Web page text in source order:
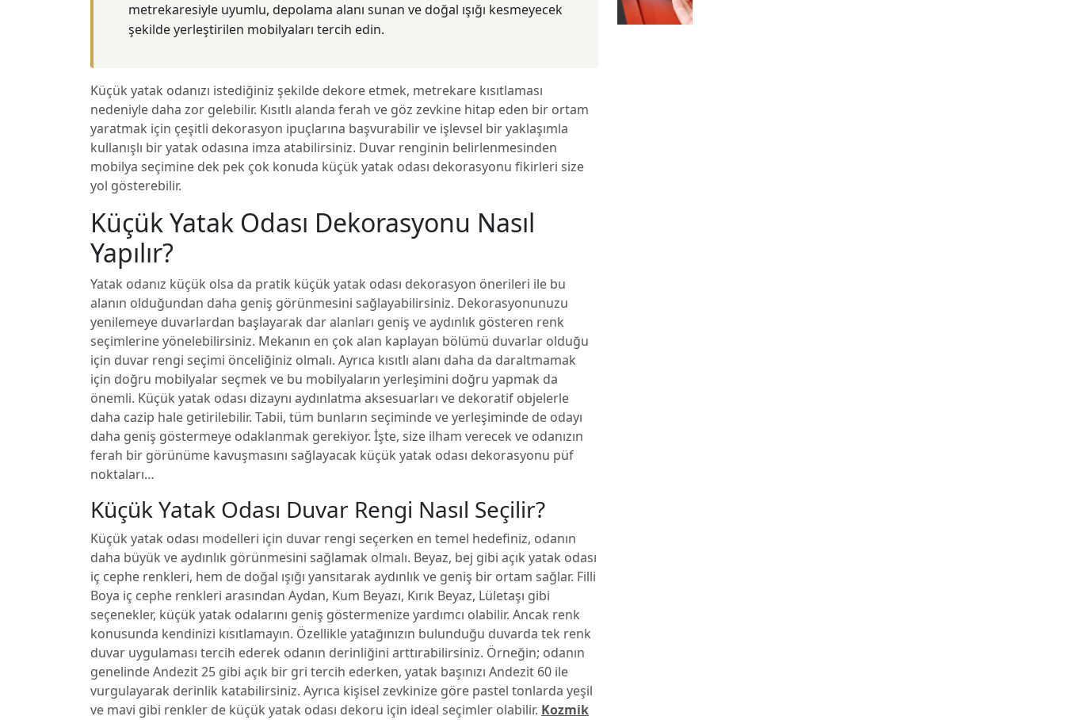
metrekaresiyle uyumlu, depolama alanı sunan ve doğal ışığı kesmeyecek
şekilde yerleştirilen mobilyaları tercih edin.
Küçük yatak odanızı istediğiniz şekilde dekore etmek, metrekare kısıtlaması
nedeniyle daha zor gelebilir. Kısıtlı alanda ferah ve göz zevkine hitap eden bir ortam
yaratmak için çeşitli dekorasyon ipuçlarına başvurabilir ve işlevsel bir yaklaşımla
kullanışlı bir yatak odasına imza atabilirsiniz. Duvar renginin belirlenmesinden
mobilya seçimine dek pek çok konuda küçük yatak odası dekorasyonu fikirleri size
yol gösterebilir.
Küçük Yatak Odası Dekorasyonu Nasıl
Yapılır?
Yatak odanız küçük olsa da pratik küçük yatak odası dekorasyon önerileri ile bu
alanın olduğundan daha geniş görünmesini sağlayabilirsiniz. Dekorasyonunuzu
yenilemeye duvarlardan başlayarak dar alanları geniş ve aydınlık gösteren renk
seçimlerine yönelebilirsiniz. Mekanın en çok alan kaplayan bölümü duvarlar olduğu
için duvar rengi seçimi önceliğiniz olmalı. Ayrıca kısıtlı alanı daha da daraltmamak
için doğru mobilyalar seçmek ve bu mobilyaların yerleşimini doğru yapmak da
önemli. Küçük yatak odası dizaynı aydınlatma aksesuarları ve dekoratif objelerle
daha cazip hale getirilebilir. Tabii, tüm bunların seçiminde ve yerleşiminde de odayı
daha geniş göstermeye odaklanmak gerekiyor. İşte, size ilham verecek ve odanızın
ferah bir görünüme kavuşmasını sağlayacak küçük yatak odası dekorasyonu püf
noktaları…
Küçük Yatak Odası Duvar Rengi Nasıl Seçilir?
Küçük yatak odası modelleri için duvar rengi seçerken en temel hedefiniz, odanın
daha büyük ve aydınlık görünmesini sağlamak olmalı. Beyaz, bej gibi açık yatak odası
iç cephe renkleri, hem de doğal ışığı yansıtarak aydınlık ve geniş bir ortam sağlar. Filli
Boya iç cephe renkleri arasından Aydan, Kum Beyazı, Kırık Beyaz, Lületaşı gibi
seçenekler, küçük yatak odalarını geniş göstermenize yardımcı olabilir. Ancak renk
konusunda kendinizi kısıtlamayın. Özellikle yatağınızın bulunduğu duvarda tek renk
duvar uygulaması tercih ederek odanın derinliğini arttırabilirsiniz. Örneğin; odanın
genelinde Andezit 25 gibi açık bir gri tercih ederken, yatak başınızı Andezit 60 ile
vurgulayarak derinlik katabilirsiniz. Ayrıca kişisel zevkinize göre pastel tonlarda yeşil
ve mavi gibi renkler de küçük yatak odası dekoru için ideal seçimler olabilir. Kozmik